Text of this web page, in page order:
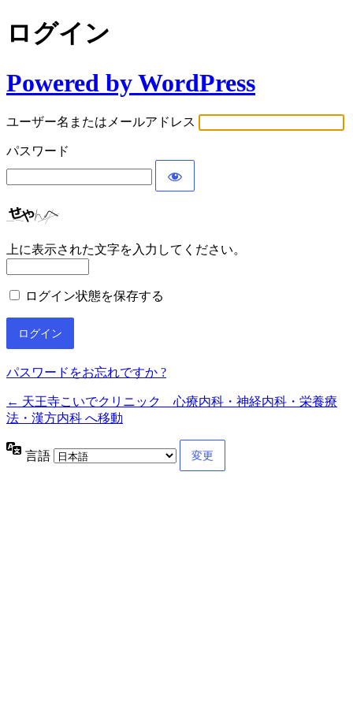
ログイン
Powered by WordPress
ユーザー名またはメールアドレス
パスワード
上に表示された文字を入力してください。
ログイン状態を保存する
パスワードをお忘れですか ?
← 天王寺こいでクリニック 心療内科・神経内科・栄養療
法・漢方内科 へ移動
言語